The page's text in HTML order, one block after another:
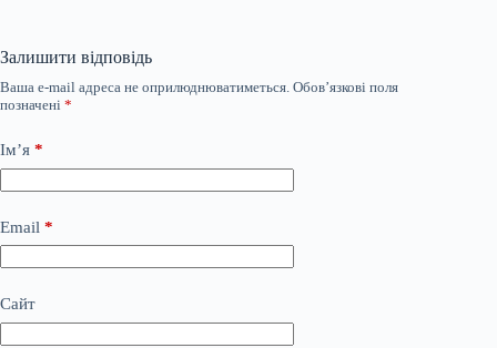
Залишити відповідь
Ваша e-mail адреса не оприлюднюватиметься. Обов’язкові поля
позначені *
Ім’я *
Email *
Сайт